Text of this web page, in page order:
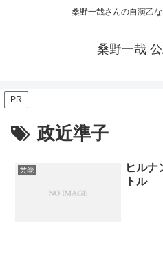
桑野一哉さんの自演乙な
桑野一哉
PR
政近準子
芸能
ヒルナ
トル